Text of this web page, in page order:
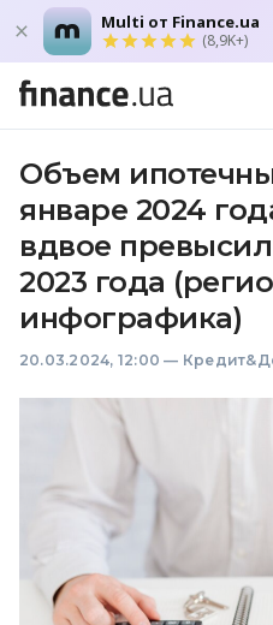
Multi от Finance.ua
(8,9K+)
Объем
январе 2024
вдвое
2023 года
инфографика)
20.03.2024, 12:00 —